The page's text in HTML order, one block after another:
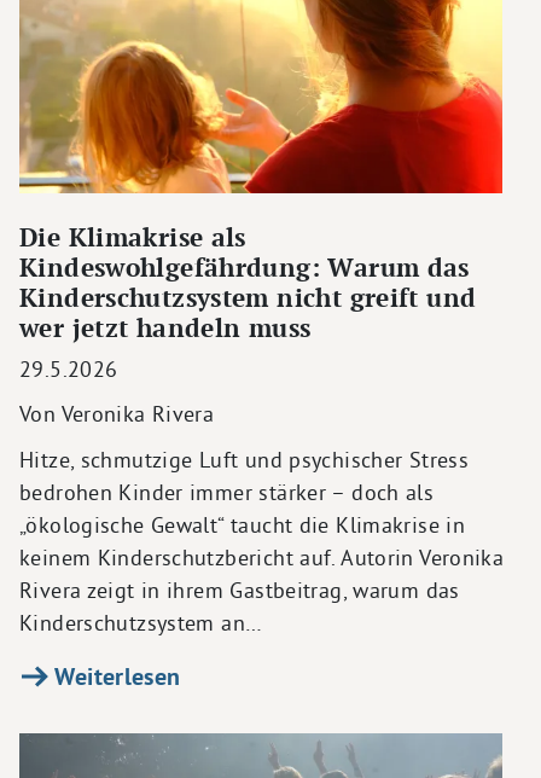
Die Klimakrise als
Kindeswohlgefährdung: Warum das
Kinderschutzsystem nicht greift und
wer jetzt handeln muss
29.5.2026
Von Veronika Rivera
Hitze, schmutzige Luft und psychischer Stress
bedrohen Kinder immer stärker – doch als
„ökologische Gewalt“ taucht die Klimakrise in
keinem Kinderschutzbericht auf. Autorin Veronika
Rivera zeigt in ihrem Gastbeitrag, warum das
Kinderschutzsystem an…
Weiterlesen